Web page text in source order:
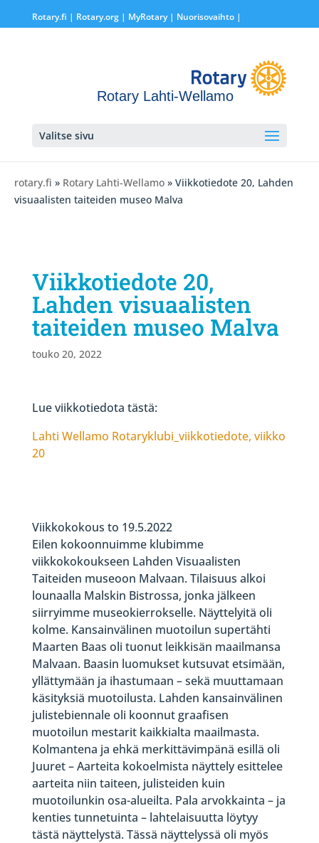
Rotary.fi | Rotary.org| MyRotary | Nuorisovaihto|
Rotary Lahti-Wellamo
Valitse sivu
rotary.fi » Rotary Lahti-Wellamo » Viikkotiedote 20, Lahden
visuaalisten taiteiden museo Malva
Viikkotiedote 20,
Lahden visuaalisten
taiteiden museo Malva
touko 20, 2022
Lue viikkotiedota tästä:
Lahti Wellamo Rotaryklubi_viikkotiedote, viikko
20
Viikkokokous to 19.5.2022
Eilen kokoonnuimme klubimme
viikkokokoukseen Lahden Visuaalisten
Taiteiden museoon Malvaan. Tilaisuus alkoi
lounaalla Malskin Bistrossa, jonka jälkeen
siirryimme museokierrokselle. Näyttelyitä oli
kolme. Kansainvälinen muotoilun supertähti
Maarten Baas oli tuonut leikkisän maailmansa
Malvaan. Baasin luomukset kutsuvat etsimään,
yllättymään ja ihastumaan – sekä muuttamaan
käsityksiä muotoilusta. Lahden kansainvälinen
julistebiennale oli koonnut graafisen
muotoilun mestarit kaikkialta maailmasta.
Kolmantena ja ehkä merkittävimpänä esillä oli
Juuret – Aarteita kokoelmista näyttely esittelee
aarteita niin taiteen, julisteiden kuin
muotoilunkin osa-alueilta. Pala arvokkainta – ja
kenties tunnetuinta – lahtelaisuutta löytyy
tästä näyttelystä. Tässä näyttelyssä oli myös